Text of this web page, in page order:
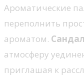
Ароматические
переполнить
ароматом. Сандал
атмосферу
приглашая к